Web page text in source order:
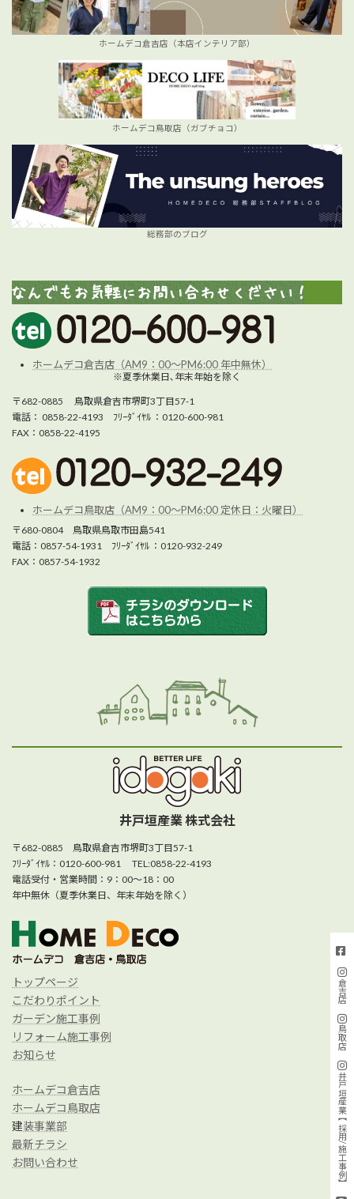
ホームデコ倉吉店（本店インテリア部）
ホームデコ鳥取店（ガブチョコ）
総務部のブログ
ホームデコ倉吉店（AM9：00～PM6:00 年中無休）
※夏季休業日､年末年始を除く
〒682-0885 鳥取県倉吉市堺町3丁目57-1
電話： 0858-22-4193 ﾌﾘｰﾀﾞｲﾔﾙ ：0120-600-981
FAX：0858-22-4195
ホームデコ鳥取店（AM9：00～PM6:00 定休日：火曜日）
〒680-0804 鳥取県鳥取市田島541
電話：0857-54-1931 ﾌﾘｰﾀﾞｲﾔﾙ ：0120-932-249
FAX：0857-54-1932
井戸垣産業 株式会社
〒682-0885 鳥取県倉吉市堺町3丁目57-1
ﾌﾘｰﾀﾞｲﾔﾙ：0120-600-981 TEL:0858-22-4193
電話受付・営業時間：9：00～18：00
年中無休（夏季休業日、年末年始を除く）
トップページ
こだわりポイント
ガーデン施工事例
リフォーム施工事例
お知らせ
ホームデコ倉吉店
ホームデコ鳥取店
建装事業部
最新チラシ
お問い合わせ
倉吉店
鳥取店
井戸垣産業【採用/施工事例】